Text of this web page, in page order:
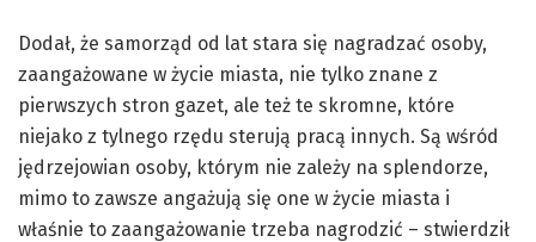
Dodał, że samorząd od lat stara się nagradzać osoby,
zaangażowane w życie miasta, nie tylko znane z
pierwszych stron gazet, ale też te skromne, które
niejako z tylnego rzędu sterują pracą innych. Są wśród
jędrzejowian osoby, którym nie zależy na splendorze,
mimo to zawsze angażują się one w życie miasta i
właśnie to zaangażowanie trzeba nagrodzić – stwierdził